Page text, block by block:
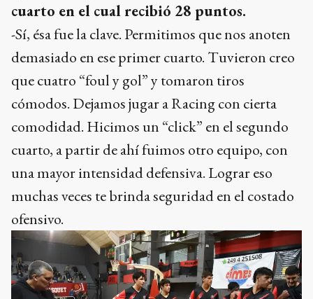
cuarto en el cual recibió 28 puntos.
-Sí, ésa fue la clave. Permitimos que nos anoten
demasiado en ese primer cuarto. Tuvieron creo
que cuatro “foul y gol” y tomaron tiros
cómodos. Dejamos jugar a Racing con cierta
comodidad. Hicimos un “click” en el segundo
cuarto, a partir de ahí fuimos otro equipo, con
una mayor intensidad defensiva. Lograr eso
muchas veces te brinda seguridad en el costado
ofensivo.